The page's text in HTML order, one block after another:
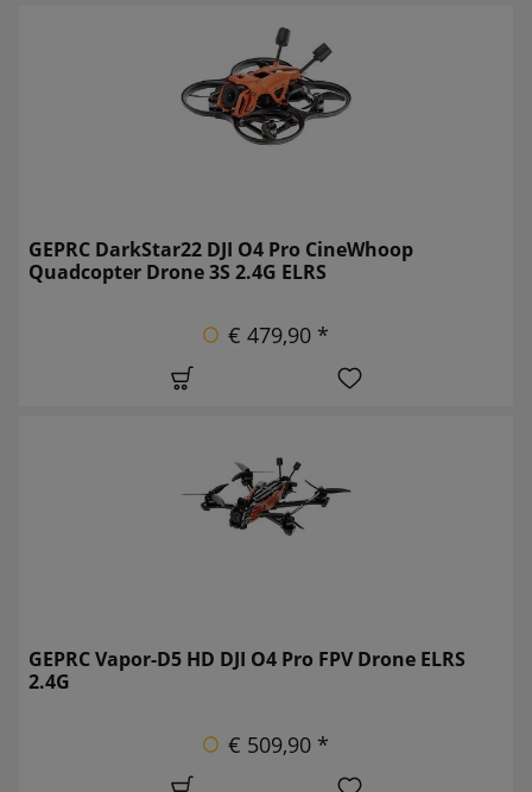
GEPRC DarkStar22 DJI O4 Pro CineWhoop
Quadcopter Drone 3S 2.4G ELRS
€ 479,90 *
GEPRC Vapor-D5 HD DJI O4 Pro FPV Drone ELRS
2.4G
€ 509,90 *